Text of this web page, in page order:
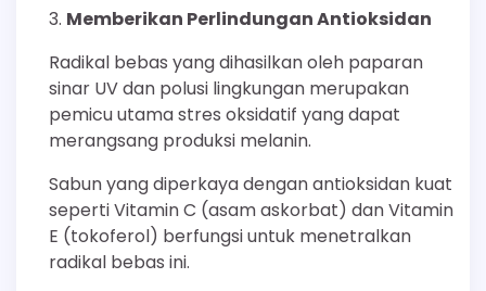
Memberikan Perlindungan Antioksidan
Radikal bebas yang dihasilkan oleh paparan
sinar UV dan polusi lingkungan merupakan
pemicu utama stres oksidatif yang dapat
merangsang produksi melanin.
Sabun yang diperkaya dengan antioksidan kuat
seperti Vitamin C (asam askorbat) dan Vitamin
E (tokoferol) berfungsi untuk menetralkan
radikal bebas ini.